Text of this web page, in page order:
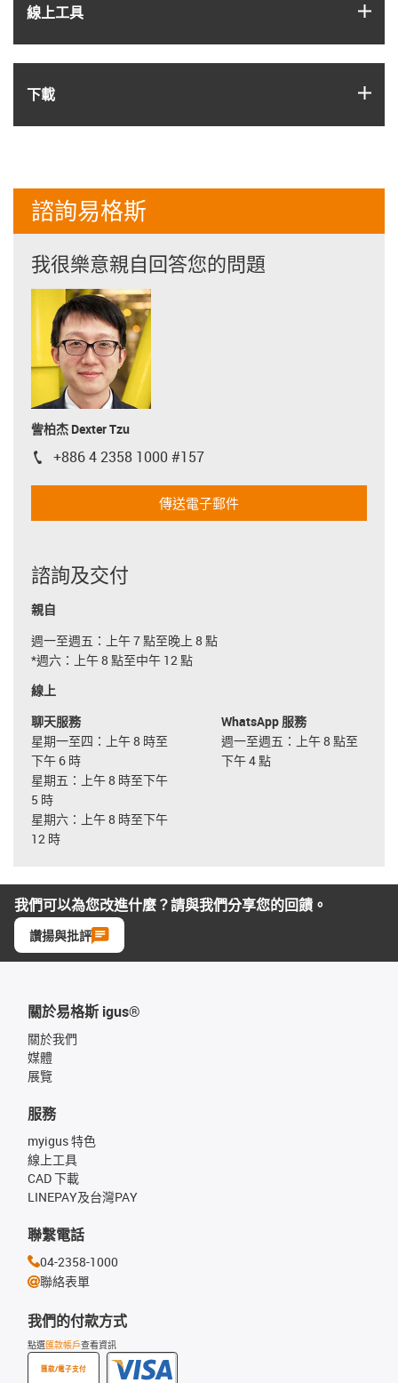
線上工具
下載
諮詢易格斯
我很樂意親自回答您的問題
訾柏杰 Dexter Tzu
igus-icon-phone
+886 4 2358 1000 #157
傳送電子郵件
諮詢及交付
親自
週一至週五：上午 7 點至晚上 8 點
*週六：上午 8 點至中午 12 點
線上
聊天服務
星期一至四：上午 8 時至
下午 6 時
星期五：上午 8 時至下午
5 時
星期六：上午 8 時至下午
12 時
WhatsApp 服務
週一至週五：上午 8 點至
下午 4 點
我們可以為您改進什麼？請與我們分享您的回饋。
讚揚與批評
關於易格斯 igus®
關於我們
媒體
展覽
我們的付款方式
點選匯款帳戶查看資訊
匯款/電子支付
服務
myigus 特色
線上工具
CAD 下載
LINEPAY及台灣PAY
聯繫電話
04-2358-1000
聯絡表單